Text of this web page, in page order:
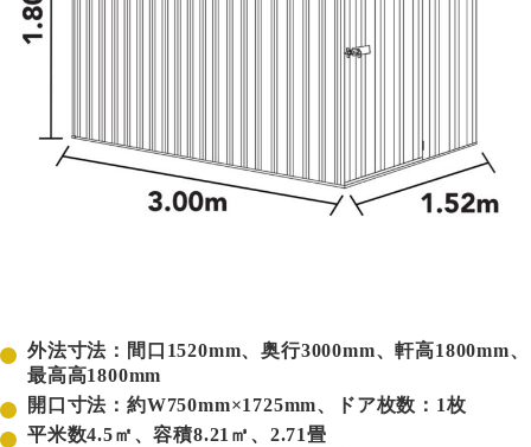
外法寸法：間口1520mm、奥行3000mm、軒高1800mm、
最高高1800mm
開口寸法：約W750mm×1725mm、ドア枚数：1枚
平米数4.5㎡、容積8.21㎥、2.71畳